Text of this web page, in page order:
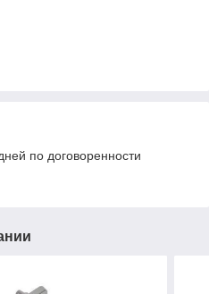
по договоренности